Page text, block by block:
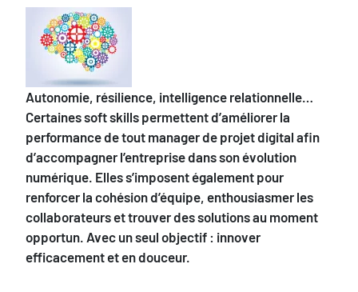
Sous-
titre
Autonomie, résilience, intelligence relationnelle…
Certaines soft skills permettent d’améliorer la
performance de tout manager de projet digital afin
d’accompagner l’entreprise dans son évolution
numérique. Elles s’imposent également pour
renforcer la cohésion d’équipe, enthousiasmer les
collaborateurs et trouver des solutions au moment
opportun. Avec un seul objectif : innover
efficacement et en douceur.